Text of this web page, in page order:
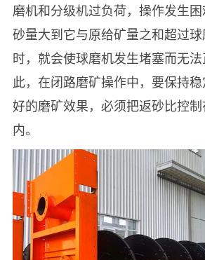
磨机和分级机过负荷，操作发生
砂量大到它与原给矿量之和超过
时，就会使球磨机发生堵塞而无
此，在闭路磨矿操作中，要保持
好的磨矿效果，必须把返砂比控
内。